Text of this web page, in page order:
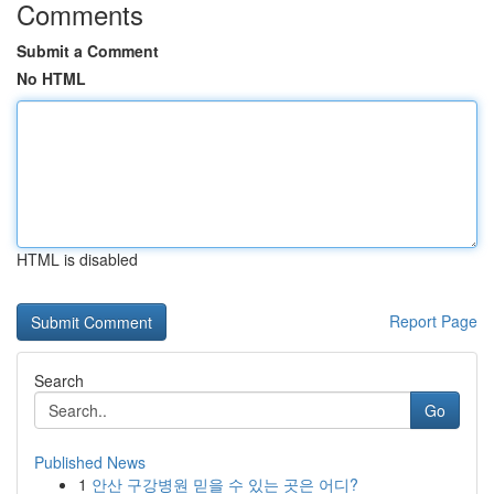
Comments
Submit a Comment
No HTML
HTML is disabled
Report Page
Search
Go
Published News
1 안산 구강병원 믿을 수 있는 곳은 어디?